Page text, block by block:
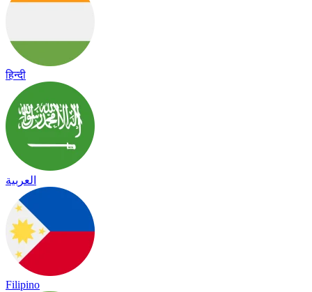
हिन्दी
العربية
Filipino